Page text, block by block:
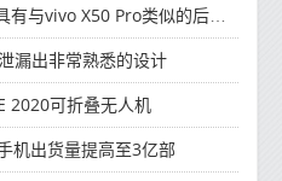
vivo X50 Pro类似的后部设计
漏出非常熟悉的设计
2020可折叠无人机
机出货量提高至3亿部